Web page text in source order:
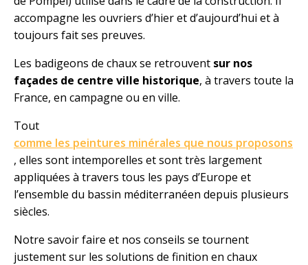
accompagne les ouvriers d’hier et d’aujourd’hui et à
toujours fait ses preuves.
Les badigeons de chaux se retrouvent sur nos
façades de centre ville historique, à travers toute la
France, en campagne ou en ville.
Tout
comme les peintures minérales que nous proposons
, elles sont intemporelles et sont très largement
appliquées à travers tous les pays d’Europe et
l’ensemble du bassin méditerranéen depuis plusieurs
siècles.
Notre savoir faire et nos conseils se tournent
justement sur les solutions de finition en chaux